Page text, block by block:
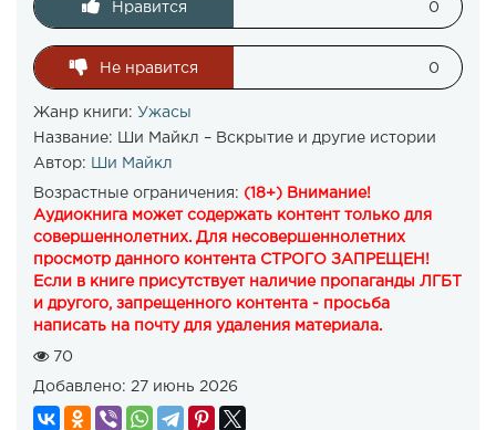
Нравится 0
Не нравится 0
Жанр книги: Ужасы
Название: Ши Майкл – Вскрытие и другие истории
Автор:
Ши Майкл
Возрастные ограничения: (18+) Внимание!
Аудиокнига может содержать контент только для
совершеннолетних. Для несовершеннолетних
просмотр данного контента СТРОГО ЗАПРЕЩЕН!
Если в книге присутствует наличие пропаганды ЛГБТ
и другого, запрещенного контента - просьба
написать на почту для удаления материала.
70
Добавлено: 27 июнь 2026